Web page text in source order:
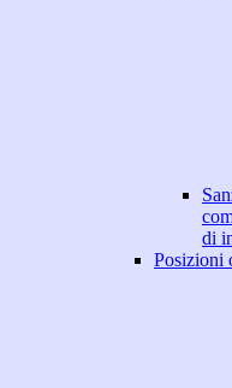
di
Posizioni